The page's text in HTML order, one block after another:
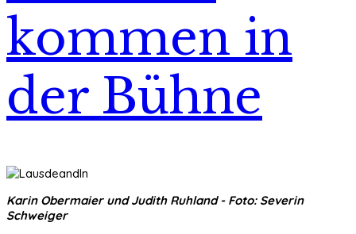
kommen in
der Bühne
Karin Obermaier und Judith Ruhland - Foto: Severin
Schweiger